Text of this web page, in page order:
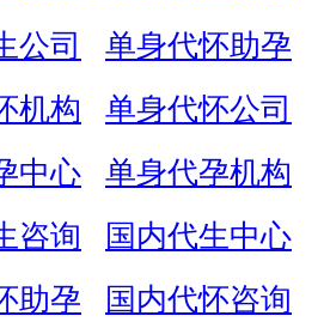
公司
单身代怀助孕
机构
单身代怀公司
中心
单身代孕机构
咨询
国内代生中心
助孕
国内代怀咨询